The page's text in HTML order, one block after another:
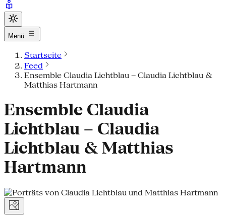
Menü
Startseite
Feed
Ensemble Claudia Lichtblau – Claudia Lichtblau &
Matthias Hartmann
Ensemble Claudia
Lichtblau – Claudia
Lichtblau & Matthias
Hartmann